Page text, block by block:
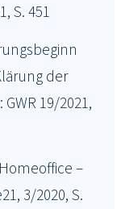
S. 451
der
19/2021,
–
3/2020, S.